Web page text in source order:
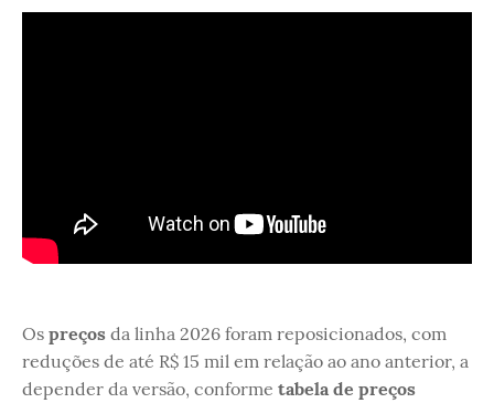
Os preços da linha 2026 foram reposicionados, com
reduções de até R$ 15 mil em relação ao ano anterior, a
depender da versão, conforme tabela de preços